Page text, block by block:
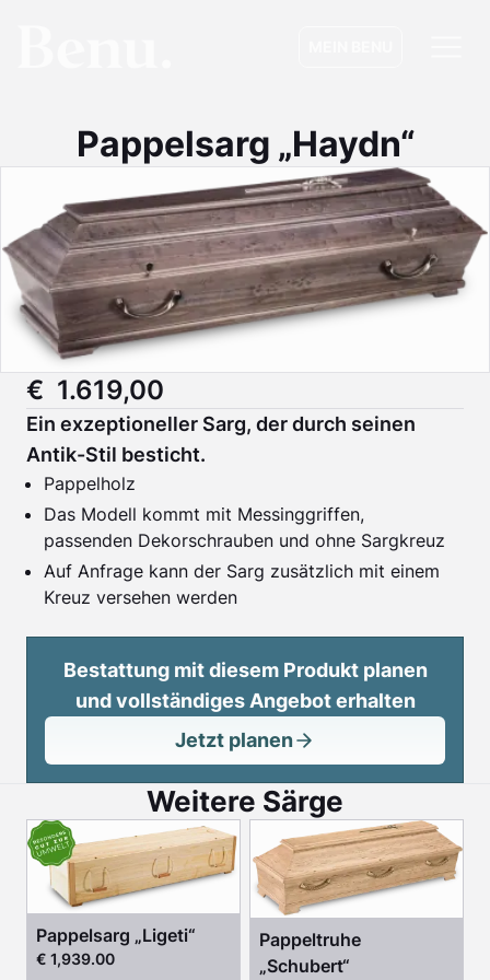
Pappelsarg „Haydn“
€ 1.619,00
Ein exzeptioneller Sarg, der durch seinen
Antik-Stil besticht.
Pappelholz
Das Modell kommt mit Messinggriffen,
passenden Dekorschrauben und ohne Sargkreuz
Auf Anfrage kann der Sarg zusätzlich mit einem
Kreuz versehen werden
Bestattung mit diesem Produkt planen
und vollständiges Angebot erhalten
Jetzt planen
Weitere Särge
Pappelsarg „Ligeti“
€ 1,939.00
Pappeltruhe
„Schubert“